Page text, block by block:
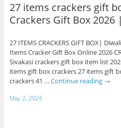
27 items crackers gift
Crackers Gift Box 2026
27 ITEMS CRACKERS GIFT BOX|
Items Cracker Gift Box Online 2026
Sivakasi crackers gift box item list
items gift box crackers 27 items gift
crackers 41 … Continue reading →
May 2, 2026